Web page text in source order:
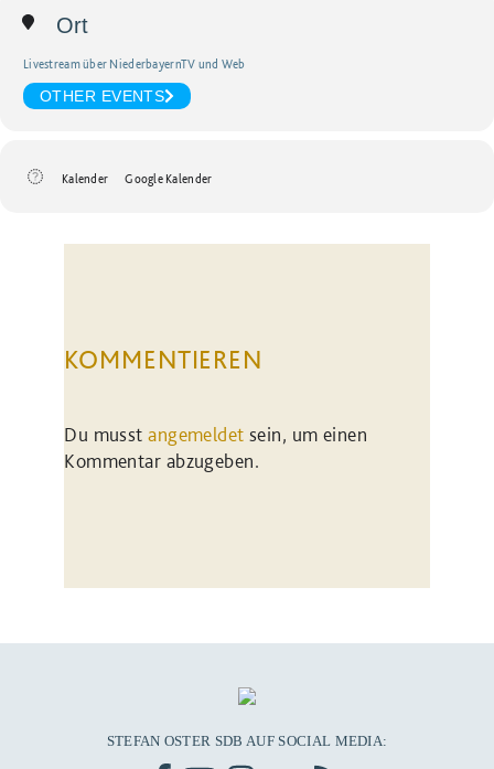
Ort
Livestream über NiederbayernTV und Web
OTHER EVENTS
Kalender Google Kalender
KOMMENTIEREN
Du musstangemeldet sein, um einen
Kommentar abzugeben.
STEFAN OSTER SDB AUF SOCIAL MEDIA: